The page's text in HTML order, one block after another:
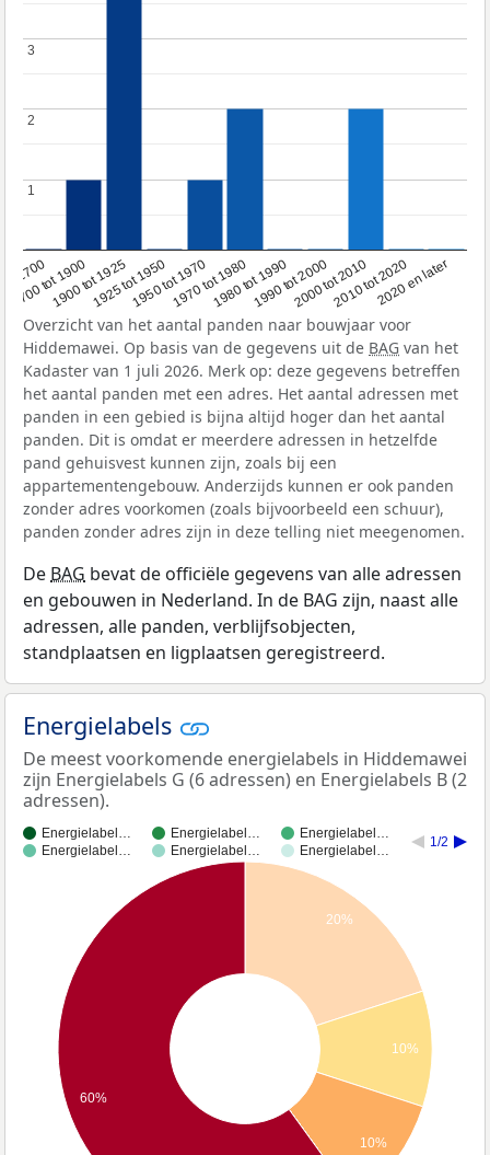
1700
1700 tot 1900
1900 tot 19251925 tot 19501950 tot 19701970 tot 19801980 tot 19901990 tot 20002000 tot 20102010 tot 20202020 en later
1
1
2
2
3
3
Overzicht van het aantal panden naar bouwjaar voor
Hiddemawei. Op basis van de gegevens uit de BAG van het
Kadaster van 1 juli 2026. Merk op: deze gegevens betreffen
het aantal panden met een adres. Het aantal adressen met
panden in een gebied is bijna altijd hoger dan het aantal
panden. Dit is omdat er meerdere adressen in hetzelfde
pand gehuisvest kunnen zijn, zoals bij een
appartementengebouw. Anderzijds kunnen er ook panden
zonder adres voorkomen (zoals bijvoorbeeld een schuur),
panden zonder adres zijn in deze telling niet meegenomen.
De BAG bevat de officiële gegevens van alle adressen
en gebouwen in Nederland. In de BAG zijn, naast alle
adressen, alle panden, verblijfsobjecten,
standplaatsen en ligplaatsen geregistreerd.
Energielabels
De meest voorkomende energielabels in Hiddemawei
zijn Energielabels G (6 adressen) en Energielabels B (2
adressen).
Energielabel… Energielabel…
Energielabel…
Energielabel…
Energielabel… Energielabel…
1/2
20%
10%
10%
60%